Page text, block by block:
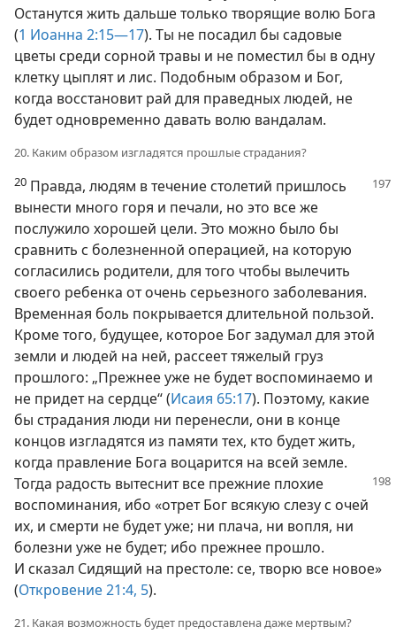
Останутся жить дальше только творящие волю Бога
(1 Иоанна 2:15—17). Ты не посадил бы садовые
цветы среди сорной травы и не поместил бы в одну
клетку цыплят и лис. Подобным образом и Бог,
когда восстановит рай для праведных людей, не
будет одновременно давать волю вандалам.
20. Каким образом изгладятся прошлые страдания?
20 Правда, людям в течение столетий пришлось
вынести много горя и печали, но это все же
послужило хорошей цели. Это можно было бы
сравнить с болезненной операцией, на которую
согласились родители, для того чтобы вылечить
своего ребенка от очень серьезного заболевания.
Временная боль покрывается длительной пользой.
Кроме того, будущее, которое Бог задумал для этой
земли и людей на ней, рассеет тяжелый груз
прошлого: „Прежнее уже не будет воспоминаемо и
не придет на сердце“ (Исаия 65:17). Поэтому, какие
бы страдания люди ни перенесли, они в конце
концов изгладятся из памяти тех, кто будет жить,
когда правление Бога воцарится на всей земле.
Тогда радость вытеснит все прежние плохие
воспоминания, ибо «отрет Бог всякую слезу с очей
их, и смерти не будет уже; ни плача, ни вопля, ни
болезни уже не будет; ибо прежнее прошло.
И сказал Сидящий на престоле: се, творю все новое»
(Откровение 21:4, 5).
21. Какая возможность будет предоставлена даже мертвым?